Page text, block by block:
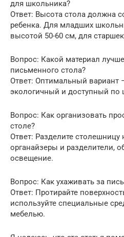
для школьника?
Ответ: Высота стола должна
ребенка. Для младших
высотой 50-60 см, для
Вопрос: Какой материал
письменного стола?
Ответ: Оптимальный
экологичный и доступный по
Вопрос: Как организовать
столе?
Ответ: Разделите столешницу
органайзеры и разделители,
освещение.
Вопрос: Как ухаживать за
Ответ: Протирайте
используйте специальные
мебелью.